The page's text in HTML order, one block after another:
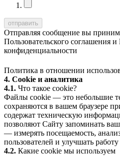
Отправляя сообщение вы
Пользовательского соглашения и
конфиденциальности
Политика в отношении
4. Cookie и аналитика
4.1. Что такое cookie?
Файлы cookie — это небольшие
сохраняются в вашем браузере
содержат техническую
позволяют Сайту запоминать
— измерять посещаемость,
пользователей и улучшать
4.2. Какие cookie мы используем